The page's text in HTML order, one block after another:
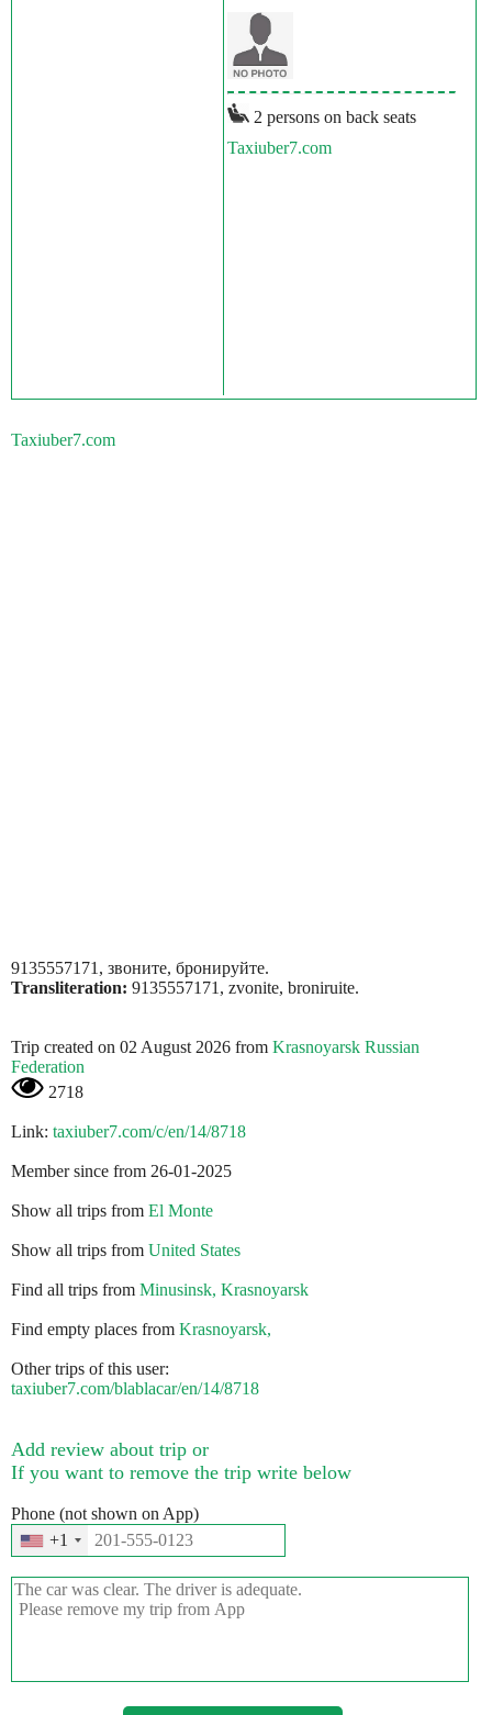
2 persons on back seats
Taxiuber7.com
Taxiuber7.com
9135557171, звоните, бронируйте.
Transliteration: 9135557171, zvonite, broniruite.
Trip created on 02 August 2026 from Krasnoyarsk Russian
Federation
2718
Link: taxiuber7.com/c/en/14/8718
Member since from 26-01-2025
Show all trips from El Monte
Show all trips from United States
Find all trips from Minusinsk, Krasnoyarsk
Find empty places from Krasnoyarsk,
Other trips of this user:
taxiuber7.com/blablacar/en/14/8718
Add review about trip or
If you want to remove the trip write below
Phone (not shown on App)
+1